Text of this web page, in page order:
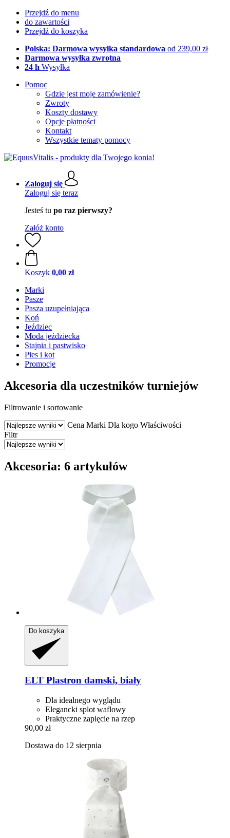
Przejdź do menu
do zawartości
Przejdź do koszyka
Polska: Darmowa wysyłka standardowa od 239,00 zł
Darmowa wysyłka zwrotna
24 h Wysyłka
Pomoc
Gdzie jest moje zamówienie?
Zwroty
Koszty dostawy
Opcje płatności
Kontakt
Wszystkie tematy pomocy
Zaloguj się
Zaloguj się teraz
Jesteś tu po raz pierwszy?
Załóż konto
Koszyk 0,00 zł
Marki
Pasze
Pasza uzupełniająca
Koń
Jeździec
Moda jeździecka
Stajnia i pastwisko
Pies i kot
Promocje
Akcesoria dla uczestników turniejów
Filtrowanie i sortowanie
Cena Marki Dla kogo Właściwości
Filtr
Akcesoria: 6 artykułów
Do koszyka
ELT Plastron damski, biały
Dla idealnego wyglądu
Elegancki splot waflowy
Praktyczne zapięcie na rzep
90,00 zł
Dostawa do 12 sierpnia